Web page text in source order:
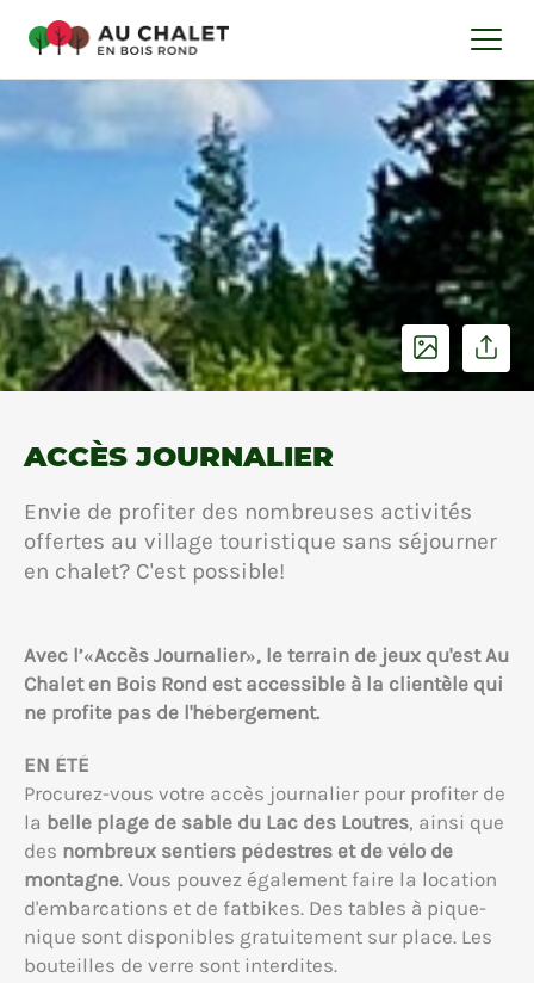
ACCÈS JOURNALIER
Envie de profiter des nombreuses activités
offertes au village touristique sans séjourner
en chalet? C'est possible!
Avec l’«Accès Journalier», le terrain de jeux qu'est Au
Chalet en Bois Rond est accessible à la clientèle qui
ne profite pas de l'hébergement.
EN ÉTÉ
Procurez-vous votre accès journalier pour profiter de
la belle plage de sable du Lac des Loutres, ainsi que
des nombreux sentiers pédestres et de vélo de
montagne. Vous pouvez également faire la location
d'embarcations et de fatbikes. Des tables à pique-
nique sont disponibles gratuitement sur place. Les
bouteilles de verre sont interdites.